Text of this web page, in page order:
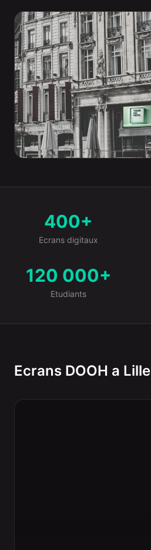
Le marche en chiffres
400+
Ecrans digitaux
120 000+
Etudiants
Ecrans DOOH a Lille